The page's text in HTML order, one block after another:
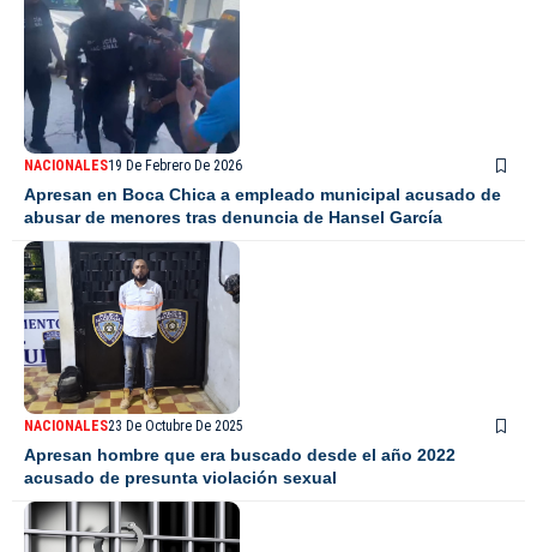
NACIONALES19 De Febrero De 2026
Apresan en Boca Chica a empleado municipal acusado de
abusar de menores tras denuncia de Hansel García
NACIONALES23 De Octubre De 2025
Apresan hombre que era buscado desde el año 2022
acusado de presunta violación sexual